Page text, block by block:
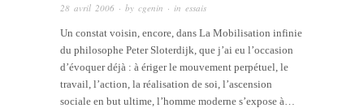
28 avril 2006 · by cgenin · in essais
Un constat voisin, encore, dans La Mobilisation infinie
du philosophe Peter Sloterdijk, que j’ai eu l’occasion
d’évoquer déjà : à ériger le mouvement perpétuel, le
travail, l’action, la réalisation de soi, l’ascension
sociale en but ultime, l’homme moderne s’expose à…